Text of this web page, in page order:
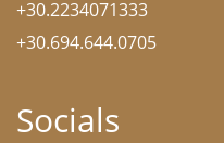
+30.2234071333
+30.694.644.0705
Socials